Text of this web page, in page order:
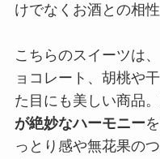
けでなくお酒との相性
こちらのスイーツは
ョコレート、胡桃や
た目にも美しい商品。
が絶妙なハーモニー
っとり感や無花果の